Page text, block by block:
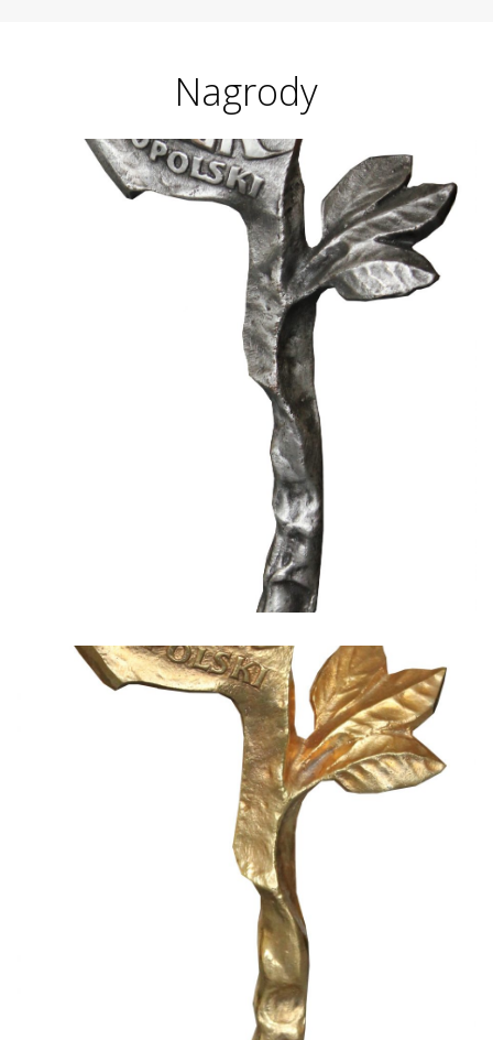
Nagrody